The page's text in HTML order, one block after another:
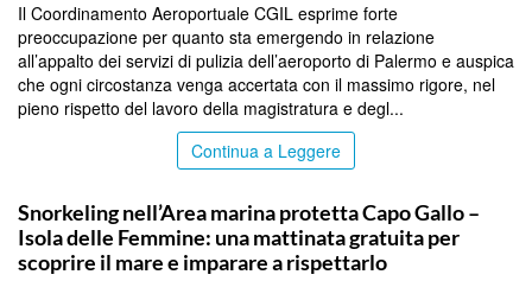
Il Coordinamento Aeroportuale CGIL esprime forte
preoccupazione per quanto sta emergendo in relazione
all’appalto dei servizi di pulizia dell’aeroporto di Palermo e auspica
che ogni circostanza venga accertata con il massimo rigore, nel
pieno rispetto del lavoro della magistratura e degl...
Continua a Leggere
Snorkeling nell’Area marina protetta Capo Gallo –
Isola delle Femmine: una mattinata gratuita per
scoprire il mare e imparare a rispettarlo